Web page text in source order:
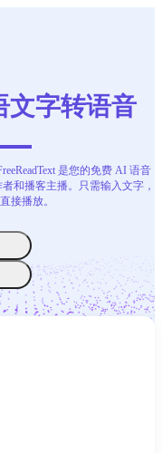
文字转语音
是您的免费 AI 语音
和播客主播。只需输入文字，
接播放。